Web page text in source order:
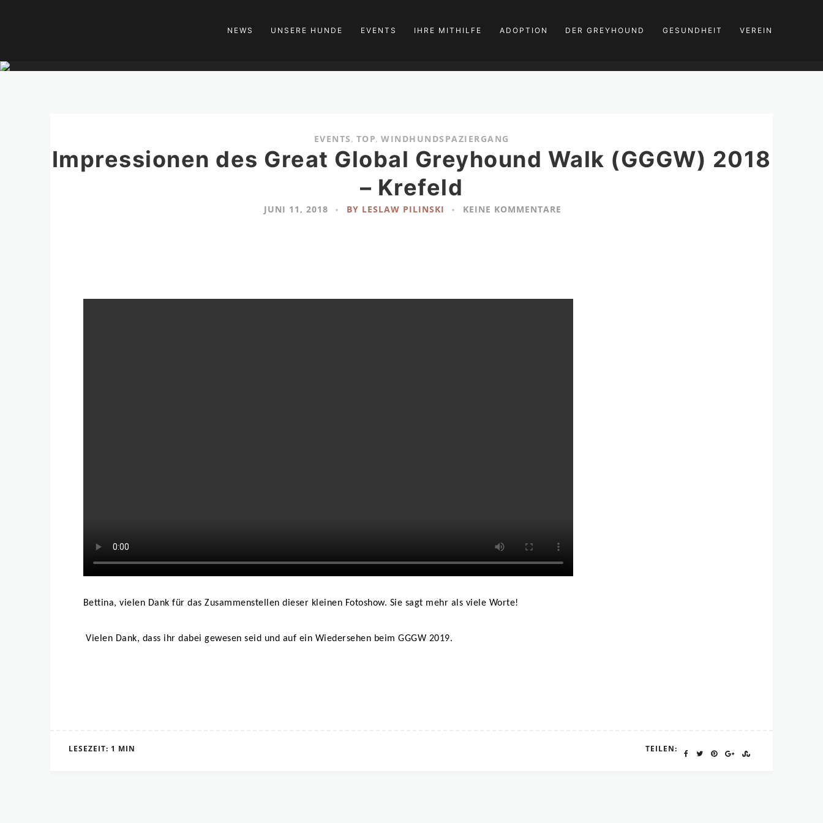
NEWS UNSERE HUNDE EVENTS IHRE MITHILFE ADOPTION DER GREYHOUND GESUNDHEIT VEREIN
EVENTS, TOP, WINDHUNDSPAZIERGANG
Impressionen des Great Global Greyhound Walk (GGGW) 2018
– Krefeld
JUNI 11, 2018 BY LESLAW PILINSKI KEINE KOMMENTARE
Bettina, vielen Dank für das Zusammenstellen dieser kleinen Fotoshow. Sie sagt mehr als viele Worte!
Vielen Dank, dass ihr dabei gewesen seid und auf ein Wiedersehen beim GGGW 2019.
TEILEN:
LESEZEIT: 1 MIN